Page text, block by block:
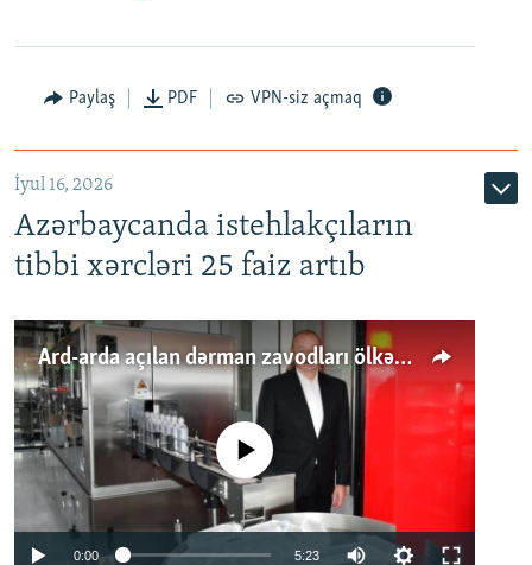
Paylaş PDF VPN-siz açmaq
İyul 16, 2026
Azərbaycanda istehlakçıların
tibbi xərcləri 25 faiz artıb
Ard-arda açılan dərman zavodları ölkənin tələbatını ödəyirmi?
No media source currently available
0:00 5:23